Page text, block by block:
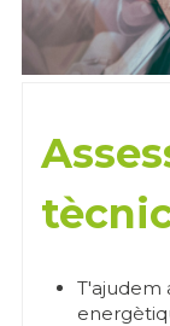
T'ajudem